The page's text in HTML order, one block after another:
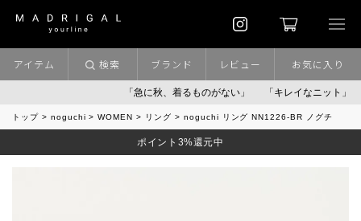
「急に秋、着るものがない」 「キレイなニット」 ポイン
アイテム 検索 ブランド レビュー お気に入り
トップ noguchi WOMEN リング noguchi リング NN1226-BR ノグチ
ポイント3%還元中